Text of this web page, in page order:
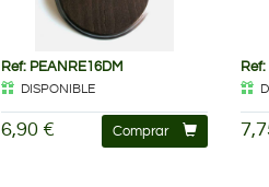
Ref: PEANRE16DM
DISPONIBLE
6,90 € Comprar